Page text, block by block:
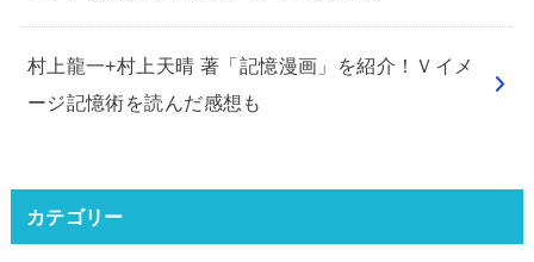
村上龍一+村上天晴 著「記憶漫画」を紹介！Ｖイメ
ージ記憶術を読んだ感想も
カテゴリー